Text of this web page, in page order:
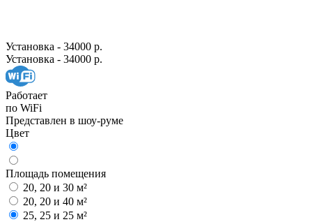
Установка - 34000 р.
Установка - 34000 р.
Работает
по WiFi
Представлен в шоу-руме
Цвет
Площадь помещения
20, 20 и 30 м²
20, 20 и 40 м²
25, 25 и 25 м²